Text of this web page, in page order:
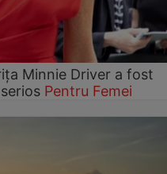
Minnie Driver a fost
Pentru Femei